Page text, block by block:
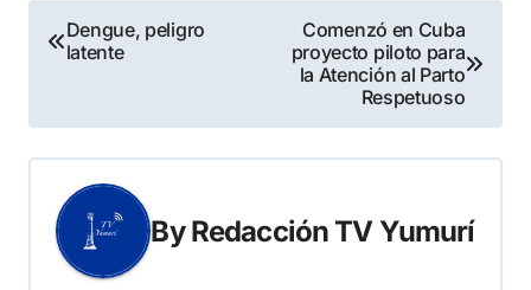
Navegación
entradas
Dengue, peligro
latente
Comenzó en Cuba
proyecto piloto para
la Atención al Parto
Respetuoso
ByRedacción TV Yumurí